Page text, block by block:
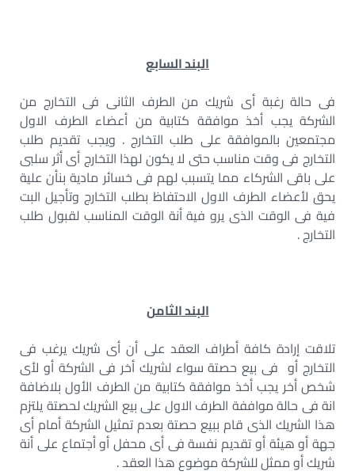
البند السابع
فى حالة رغبة أى شريك من الطرف الثانى فى التخارج من
الشركة يجب أخذ موافقة كتابية من أعضاء الطرف الاول
مجتمعين بالموافقة على طلب التخارج . ويجب تقديم طلب
التخارج فى وقت مناسب حتى لا يكون لهذا التخارج أى أثر سلبى
على باقى الشركاء مما يتسبب لهم فى خسائر مادية بنأن علية
يحق لأعضاء الطرف الاول الاحتفاظ بطلب التخارج وتأجيل البت
فية فى الوقت الذى يرو فية أنة الوقت المناسب لقبول طلب
التخارج .
البند الثامن
تلاقت إرادة كافة أطراف العقد على أن أى شريك يرغب فى
التخارج أو فى بيع حصتة سواء لشريك أخر فى الشركة أو لأى
شخص أخر يجب أخذ موافقة كتابية من الطرف الأول بلاضافة
انة فى حالة مواففة الطرف الاول على بيع الشريك لحصتة يلتزم
هذا الشريك الذى قام ببيع حصتة بعدم تمثيل الشركة أمام أى
جهة أو هيئة أو تقديم نفسة فى أى محفل أو أجتماع على أنة
شريك أو ممثل للشركة موضوع هذا العقد .